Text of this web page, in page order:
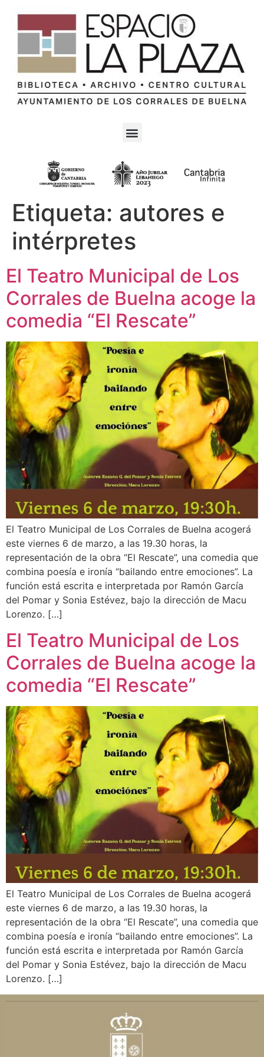
Etiqueta: autores e
intérpretes
El Teatro Municipal de Los
Corrales de Buelna acoge la
comedia “El Rescate”
El Teatro Municipal de Los Corrales de Buelna acogerá
este viernes 6 de marzo, a las 19.30 horas, la
representación de la obra “El Rescate”, una comedia que
combina poesía e ironía “bailando entre emociones”. La
función está escrita e interpretada por Ramón García
del Pomar y Sonia Estévez, bajo la dirección de Macu
Lorenzo. […]
El Teatro Municipal de Los
Corrales de Buelna acoge la
comedia “El Rescate”
El Teatro Municipal de Los Corrales de Buelna acogerá
este viernes 6 de marzo, a las 19.30 horas, la
representación de la obra “El Rescate”, una comedia que
combina poesía e ironía “bailando entre emociones”. La
función está escrita e interpretada por Ramón García
del Pomar y Sonia Estévez, bajo la dirección de Macu
Lorenzo. […]